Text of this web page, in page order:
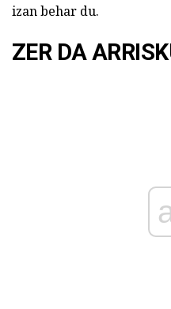
izan behar du.
ZER DA